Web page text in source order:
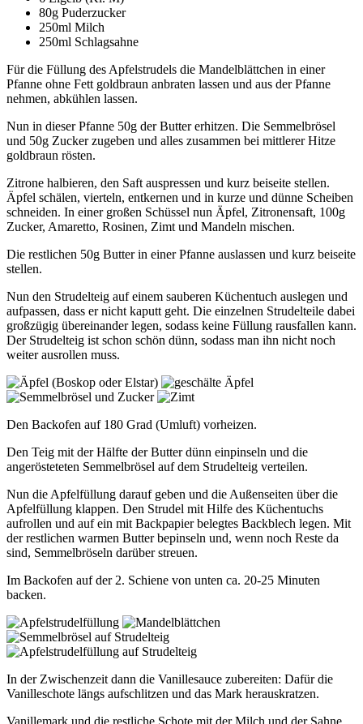
80g Puderzucker
250ml Milch
250ml Schlagsahne
Für die Füllung des Apfelstrudels die Mandelblättchen in einer
Pfanne ohne Fett goldbraun anbraten lassen und aus der Pfanne
nehmen, abkühlen lassen.
Nun in dieser Pfanne 50g der Butter erhitzen. Die Semmelbrösel
und 50g Zucker zugeben und alles zusammen bei mittlerer Hitze
goldbraun rösten.
Zitrone halbieren, den Saft auspressen und kurz beiseite stellen.
Äpfel schälen, vierteln, entkernen und in kurze und dünne Scheiben
schneiden. In einer großen Schüssel nun Äpfel, Zitronensaft, 100g
Zucker, Amaretto, Rosinen, Zimt und Mandeln mischen.
Die restlichen 50g Butter in einer Pfanne auslassen und kurz beiseite
stellen.
Nun den Strudelteig auf einem sauberen Küchentuch auslegen und
aufpassen, dass er nicht kaputt geht. Die einzelnen Strudelteile dabei
großzügig übereinander legen, sodass keine Füllung rausfallen kann.
Der Strudelteig ist schon schön dünn, sodass man ihn nicht noch
weiter ausrollen muss.
Den Backofen auf 180 Grad (Umluft) vorheizen.
Den Teig mit der Hälfte der Butter dünn einpinseln und die
angerösteteten Semmelbrösel auf dem Strudelteig verteilen.
Nun die Apfelfüllung darauf geben und die Außenseiten über die
Apfelfüllung klappen. Den Strudel mit Hilfe des Küchentuchs
aufrollen und auf ein mit Backpapier belegtes Backblech legen. Mit
der restlichen warmen Butter bepinseln und, wenn noch Reste da
sind, Semmelbröseln darüber streuen.
Im Backofen auf der 2. Schiene von unten ca. 20-25 Minuten
backen.
In der Zwischenzeit dann die Vanillesauce zubereiten: Dafür die
Vanilleschote längs aufschlitzen und das Mark herauskratzen.
Vanillemark und die restliche Schote mit der Milch und der Sahne